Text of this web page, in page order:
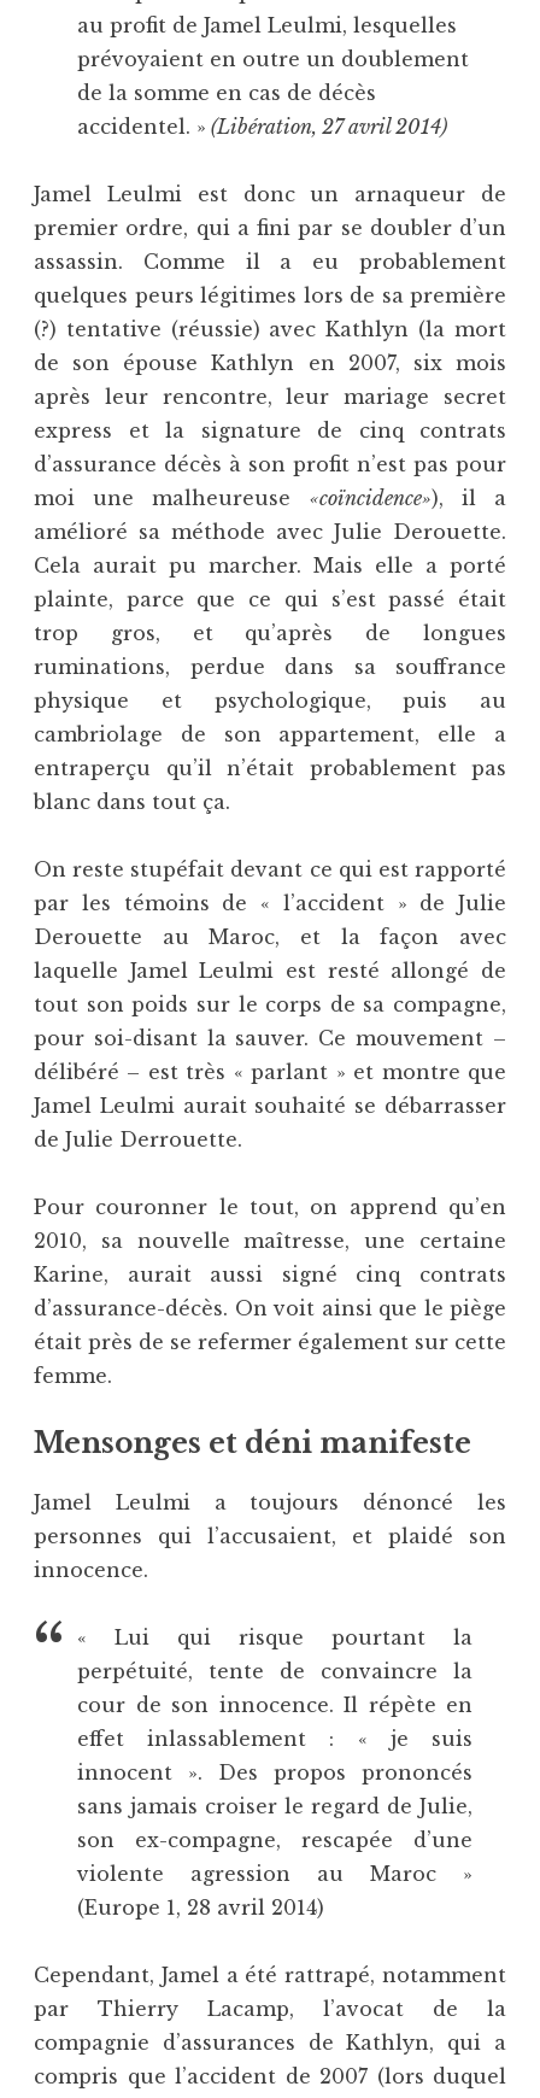
au profit de Jamel Leulmi, lesquelles
prévoyaient en outre un doublement
de la somme en cas de décès
accidentel. » (Libération, 27 avril 2014)
Jamel Leulmi est donc un arnaqueur de
premier ordre, qui a fini par se doubler d’un
assassin. Comme il a eu probablement
quelques peurs légitimes lors de sa première
(?) tentative (réussie) avec Kathlyn (la mort
de son épouse Kathlyn en 2007, six mois
après leur rencontre, leur mariage secret
express et la signature de cinq contrats
d’assurance décès à son profit n’est pas pour
moi une malheureuse «coïncidence»), il a
amélioré sa méthode avec Julie Derouette.
Cela aurait pu marcher. Mais elle a porté
plainte, parce que ce qui s’est passé était
trop gros, et qu’après de longues
ruminations, perdue dans sa souffrance
physique et psychologique, puis au
cambriolage de son appartement, elle a
entraperçu qu’il n’était probablement pas
blanc dans tout ça.
On reste stupéfait devant ce qui est rapporté
par les témoins de « l’accident » de Julie
Derouette au Maroc, et la façon avec
laquelle Jamel Leulmi est resté allongé de
tout son poids sur le corps de sa compagne,
pour soi-disant la sauver. Ce mouvement –
délibéré – est très « parlant » et montre que
Jamel Leulmi aurait souhaité se débarrasser
de Julie Derrouette.
Pour couronner le tout, on apprend qu’en
2010, sa nouvelle maîtresse, une certaine
Karine, aurait aussi signé cinq contrats
d’assurance-décès. On voit ainsi que le piège
était près de se refermer également sur cette
femme.
Mensonges et déni manifeste
Jamel Leulmi a toujours dénoncé les
personnes qui l’accusaient, et plaidé son
innocence.
« Lui qui risque pourtant la
perpétuité, tente de convaincre la
cour de son innocence. Il répète en
effet inlassablement : « je suis
innocent ». Des propos prononcés
sans jamais croiser le regard de Julie,
son ex-compagne, rescapée d’une
violente agression au Maroc »
(Europe 1, 28 avril 2014)
Cependant, Jamel a été rattrapé, notamment
par Thierry Lacamp, l’avocat de la
compagnie d’assurances de Kathlyn, qui a
compris que l’accident de 2007 (lors duquel